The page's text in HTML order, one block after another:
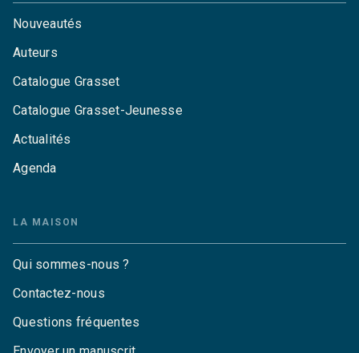
Nouveautés
Auteurs
Catalogue Grasset
Catalogue Grasset-Jeunesse
Actualités
Agenda
LA MAISON
Qui sommes-nous ?
Contactez-nous
Questions fréquentes